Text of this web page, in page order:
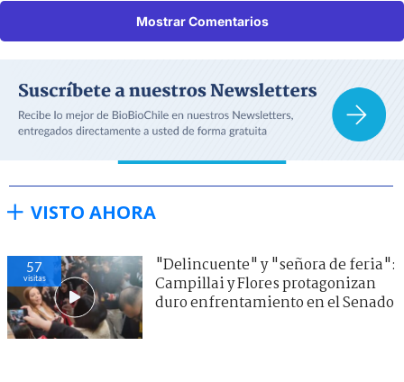
Mostrar Comentarios
VISTO AHORA
57
visitas
"Delincuente" y "señora de feria":
Campillai y Flores protagonizan
duro enfrentamiento en el Senado